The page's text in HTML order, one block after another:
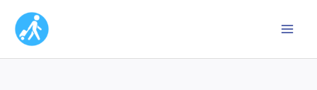
content